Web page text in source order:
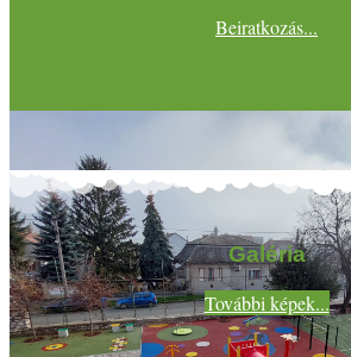
Beiratkozás...
Galéria
További képek...